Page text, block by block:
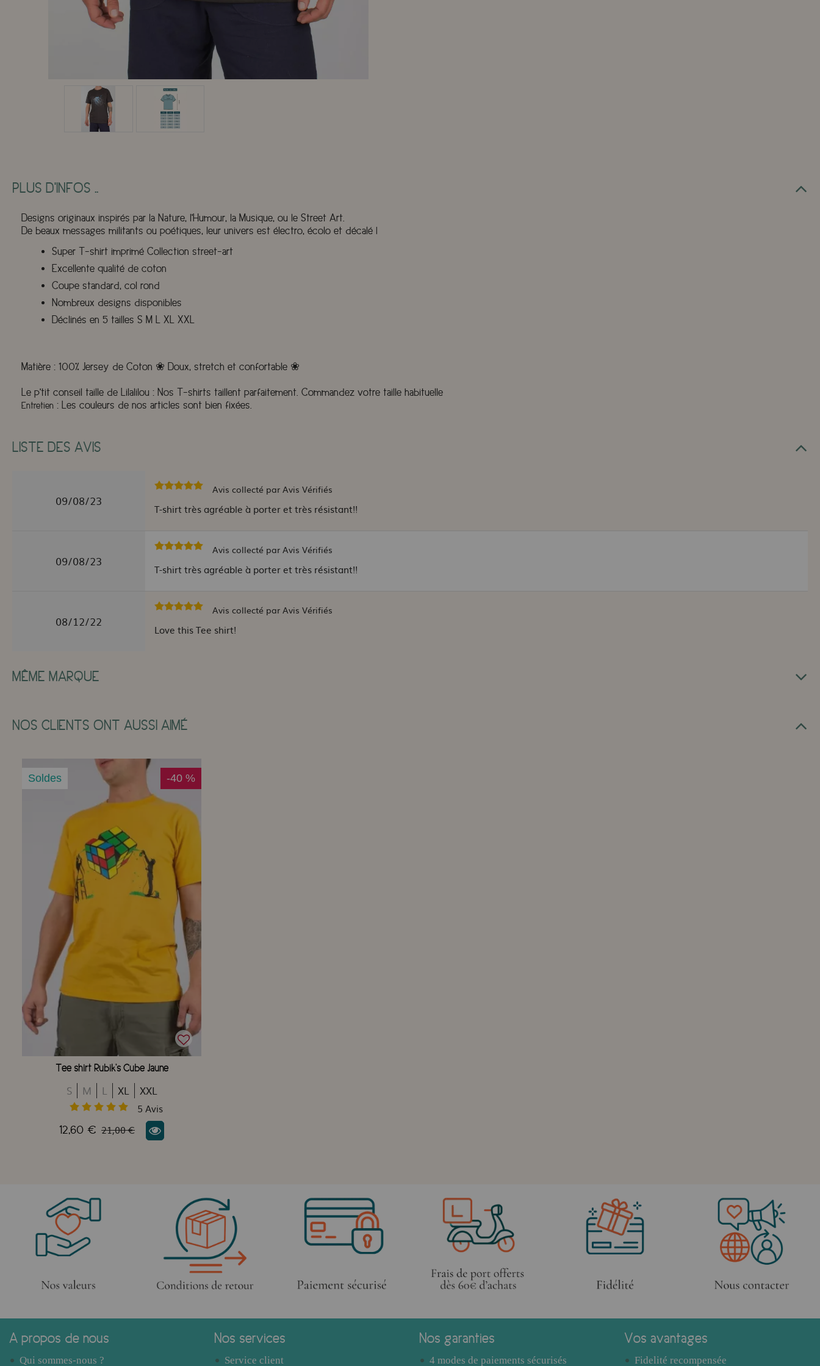
PLUS D'INFOS ..
Designs originaux inspirés par la Nature, l'Humour, la Musique, ou le Street Art.
De beaux messages militants ou poétiques, leur univers est électro, écolo et décalé !
Super T-shirt imprimé Collection street-art
Excellente qualité de coton
Coupe standard, col rond
Nombreux designs disponibles
Déclinés en 5 tailles S M L XL XXL
Matière : 100% Jersey de Coton ❀ Doux, stretch et confortable ❀
Le p'tit conseil taille de Lilalilou : Nos T-shirts taillent parfaitement. Commandez votre taille habituelle
Entretien : Les couleurs de nos articles sont bien fixées.
LISTE DES AVIS
09/08/23
Avis collecté par Avis Vérifiés
T-shirt très agréable à porter et très résistant!!
09/08/23
Avis collecté par Avis Vérifiés
T-shirt très agréable à porter et très résistant!!
08/12/22
Avis collecté par Avis Vérifiés
Love this Tee shirt!
MÊME MARQUE
NOS CLIENTS ONT AUSSI AIMÉ
Soldes -40 %
Tee shirt Rubik's Cube Jaune
S M L XL XXL
5 Avis
12,60 € 21,00 €
A propos de nous
Qui sommes-nous ?
Nos services
Service client
Nos garanties
4 modes de paiements sécurisés
Vos avantages
Fidelité recompensée